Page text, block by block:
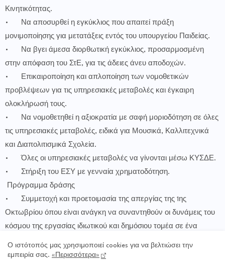
Κινητικότητας.
•
Να αποσυρθεί η εγκύκλιος που απαιτεί πράξη
μονιμοποίησης για μετατάξεις εντός του υπουργείου Παιδείας.
•
Να βγει άμεσα διορθωτική εγκύκλιος, προσαρμοσμένη
στην απόφαση του ΣτΕ, για τις άδειες άνευ αποδοχών.
•
Επικαιροποίηση και απλοποίηση των νομοθετικών
προβλέψεων για τις υπηρεσιακές μεταβολές και έγκαιρη
ολοκλήρωσή τους.
•
Να νομοθετηθεί η αξιοκρατία με σαφή μοριοδότηση σε όλες
τις υπηρεσιακές μεταβολές, ειδικά για Μουσικά, Καλλιτεχνικά
και Διαπολιτισμικά Σχολεία.
•
Όλες οι υπηρεσιακές μεταβολές να γίνονται μέσω ΚΥΣΔΕ.
•
Στήριξη του ΕΣΥ με γενναία χρηματοδότηση.
Πρόγραμμα δράσης
•
Συμμετοχή και προετοιμασία της απεργίας της 1ης
Οκτωβρίου όπου είναι ανάγκη να συναντηθούν οι δυνάμεις του
κόσμου της εργασίας ιδιωτικού και δημόσιου τομέα σε ένα
•
Να δοθεί εξουσιοδότηση στο Δ.Σ ώστε στο χρονικό
Ο ιστότοπός μας χρησιμοποιεί cookies για να βελτιώσει την
εμπειρία σας. «Περισσότερα»